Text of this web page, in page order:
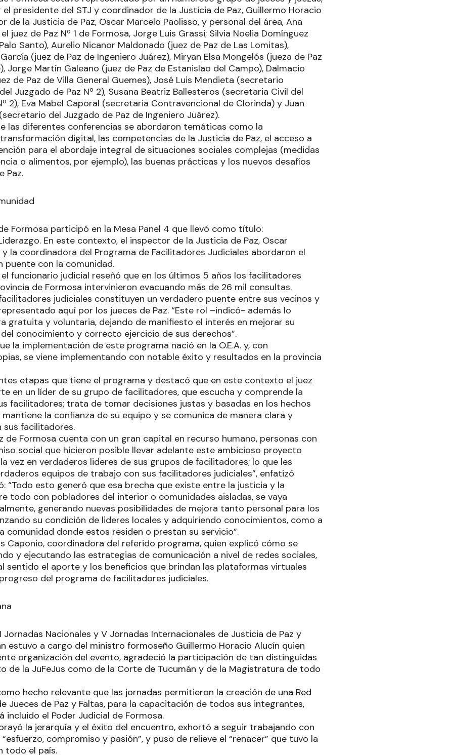
presidente del STJ y coordinador de la Justicia de Paz, Guillermo Horacio
de la Justicia de Paz, Oscar Marcelo Paolisso, y personal del área, Ana
juez de Paz Nº 1 de Formosa, Jorge Luis Grassi; Silvia Noelia Domínguez
Santo), Aurelio Nicanor Maldonado (juez de Paz de Las Lomitas),
(juez de Paz de Ingeniero Juárez), Miryan Elsa Mongelós (jueza de Paz
Jorge Martín Galeano (juez de Paz de Estanislao del Campo), Dalmacio
de Paz de Villa General Guemes), José Luis Mendieta (secretario
Juzgado de Paz Nº 2), Susana Beatriz Ballesteros (secretaria Civil del
2), Eva Mabel Caporal (secretaria Contravencional de Clorinda) y Juan
del Juzgado de Paz de Ingeniero Juárez).
las diferentes conferencias se abordaron temáticas como la
digital, las competencias de la Justicia de Paz, el acceso a
para el abordaje integral de situaciones sociales complejas (medidas
o alimentos, por ejemplo), las buenas prácticas y los nuevos desafíos
Paz.
Formosa participó en la Mesa Panel 4 que llevó como título:
En este contexto, el inspector de la Justicia de Paz, Oscar
y la coordinadora del Programa de Facilitadores Judiciales abordaron el
puente con la comunidad.
el funcionario judicial reseñó que en los últimos 5 años los facilitadores
de Formosa intervinieron evacuando más de 26 mil consultas.
judiciales constituyen un verdadero puente entre sus vecinos y
aquí por los jueces de Paz. “Este rol –indicó- además lo
gratuita y voluntaria, dejando de manifiesto el interés en mejorar su
conocimiento y correcto ejercicio de sus derechos”.
la implementación de este programa nació en la O.E.A. y, con
se viene implementando con notable éxito y resultados en la provincia
etapas que tiene el programa y destacó que en este contexto el juez
en un líder de su grupo de facilitadores, que escucha y comprende la
facilitadores; trata de tomar decisiones justas y basadas en los hechos
la confianza de su equipo y se comunica de manera clara y
facilitadores.
de Formosa cuenta con un gran capital en recurso humano, personas con
social que hicieron posible llevar adelante este ambicioso proyecto
vez en verdaderos lideres de sus grupos de facilitadores; lo que les
equipos de trabajo con sus facilitadores judiciales”, enfatizó
“Todo esto generó que esa brecha que existe entre la justicia y la
todo con pobladores del interior o comunidades aisladas, se vaya
generando nuevas posibilidades de mejora tanto personal para los
su condición de lideres locales y adquiriendo conocimientos, como a
comunidad donde estos residen o prestan su servicio”.
Caponio, coordinadora del referido programa, quien explicó cómo se
y ejecutando las estrategias de comunicación a nivel de redes sociales,
sentido el aporte y los beneficios que brindan las plataformas virtuales
del programa de facilitadores judiciales.
Jornadas Nacionales y V Jornadas Internacionales de Justicia de Paz y
estuvo a cargo del ministro formoseño Guillermo Horacio Alucín quien
organización del evento, agradeció la participación de tan distinguidas
de la JuFeJus como de la Corte de Tucumán y de la Magistratura de todo
hecho relevante que las jornadas permitieron la creación de una Red
Jueces de Paz y Faltas, para la capacitación de todos sus integrantes,
incluido el Poder Judicial de Formosa.
la jerarquía y el éxito del encuentro, exhortó a seguir trabajando con
compromiso y pasión”, y puso de relieve el “renacer” que tuvo la
todo el país.